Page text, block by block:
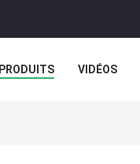
PRODUITS VIDÉOS